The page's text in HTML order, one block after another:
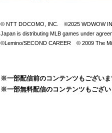
© NTT DOCOMO, INC. ©2025 WOWOW
Japan is distributing MLB games under
©Lemino/SECOND CAREER © 2009 The
※一部配信前のコンテンツもございま
※一部無料配信のコンテンツもござい